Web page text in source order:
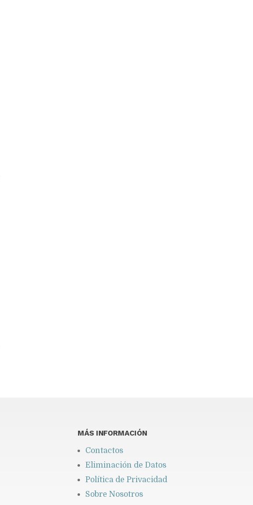
MÁS INFORMACIÓN
Contactos
Eliminación de Datos
Política de Privacidad
Sobre Nosotros